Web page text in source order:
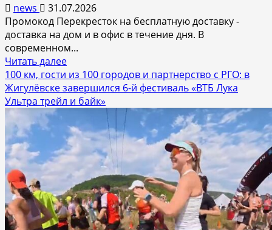
news
31.07.2026
Промокод Перекресток на бесплатную доставку -
доставка на дом и в офис в течение дня. В
современном...
Читать далееПрочитать
больше
о
Lolzteam
Market:
Крупнейший
маркетплейс
игровых
аккаунтов
и
цифровых
товаров
100 км, гости из 100 городов и партнерство с РГО: в
Жигулёвске завершился 6-й фестиваль «ВТБ Лука
Ультра трейл и байк»